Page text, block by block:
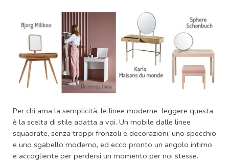
Per chi ama la semplicità, le linee moderne leggere questa
è la scelta di stile adatta a voi. Un mobile dalle linee
squadrate, senza troppi fronzoli e decorazioni, uno specchio
e uno sgabello moderno, ed ecco pronto un angolo intimo
e accogliente per perdersi un momento per noi stesse.